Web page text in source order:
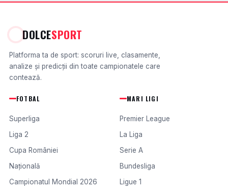
DOLCESPORT
Platforma ta de sport: scoruri live, clasamente,
analize și predicții din toate campionatele care
contează.
FOTBAL
Superliga
Liga 2
Cupa României
Națională
Campionatul Mondial 2026
MARI LIGI
Premier League
La Liga
Serie A
Bundesliga
Ligue 1